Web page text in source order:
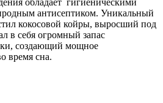
обладает гигиеническими
антисептиком. Уникальный
кокосовой койры, выросший под
в себя огромный запас
создающий мощное
время сна.